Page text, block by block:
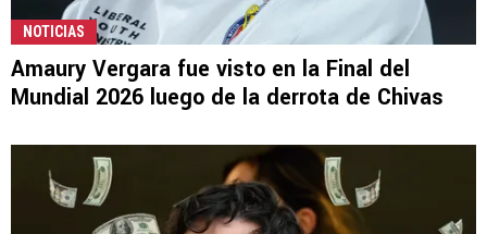
NOTICIAS
Amaury Vergara fue visto en la Final del
Mundial 2026 luego de la derrota de Chivas